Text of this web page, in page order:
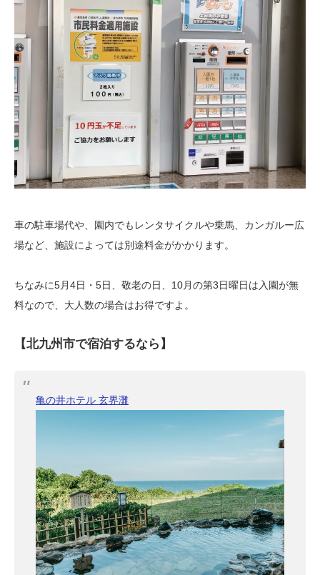
車の駐車場代や、園内でもレンタサイクルや乗馬、カンガルー広
場など、施設によっては別途料金がかかります。
ちなみに5月4日・5日、敬老の日、10月の第3日曜日は入園が無
料なので、大人数の場合はお得ですよ。
【北九州市で宿泊するなら】
亀の井ホテル 玄界灘